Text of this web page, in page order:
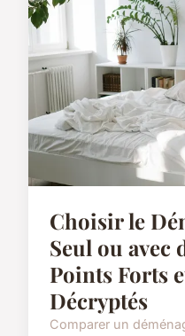
Choisir le
Seul ou avec
Points Forts
Décryptés
Comparer un